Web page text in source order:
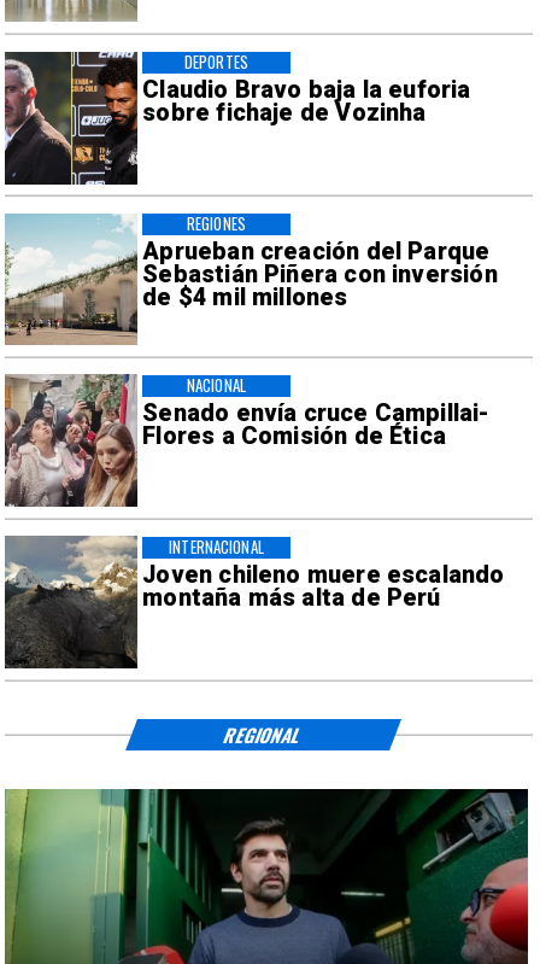
Claudio Bravo baja la euforia
sobre fichaje de Vozinha
DEPORTES
Aprueban creación del Parque
Sebastián Piñera con inversión
de $4 mil millones
REGIONES
Senado envía cruce Campillai-
Flores a Comisión de Ética
NACIONAL
Joven chileno muere escalando
montaña más alta de Perú
INTERNACIONAL
REGIONAL